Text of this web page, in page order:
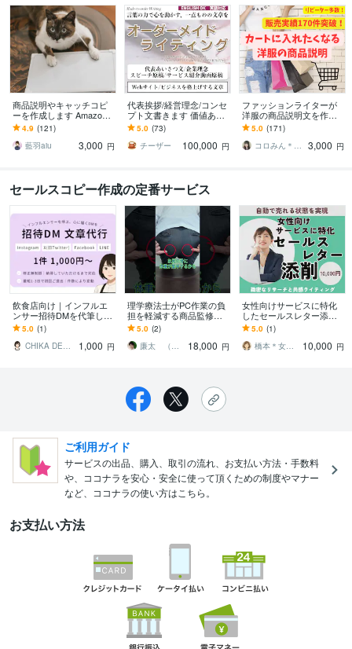
商品説明やキャッチコピ
ーを作成します Amazo
n、楽天、ヤフオク、メル
カリ、プロフィール等
4.9 (121)
藍羽aiu
3,000 円
代表挨拶/経営理念/コンセ
プト文書きます 価値ある
『一点ものの文章』オー
ダーメイド・ライティン
グ
5.0 (73)
チーザー
100,000 円
ファッションライターが
洋服の商品説明文を作成
します 大好評につき販売
実績170件突破！
5.0 (171)
コロみん＊ライター元プラチナ435件突破
3,000 円
セールスコピー作成の定番サービス
飲食店向け｜インフルエ
ンサー招待DMを代筆しま
す プロに任せて安心。好
印象を与える招待DM代
行。
5.0 (1)
CHIKA DESIGN_
1,000 円
理学療法士がPC作業の負
担を軽減する商品監修し
ます ガジェットの価値を
専門視点で言語化
5.0 (2)
廉太 （湯川国俊）
18,000 円
女性向けサービスに特化
したセールスレター添削
します 緻密なリサーチと
共感ライティングで自動
で売れる状態を実現
5.0 (1)
橋本＊女ゴコロくすぐる共感ライティング
10,000 円
ご利用ガイド
サービスの出品、購入、取引の流れ、お支払い方法・手数料
や、ココナラを安心・安全に使って頂くための制度やマナー
など、ココナラの使い方はこちら。
お支払い方法